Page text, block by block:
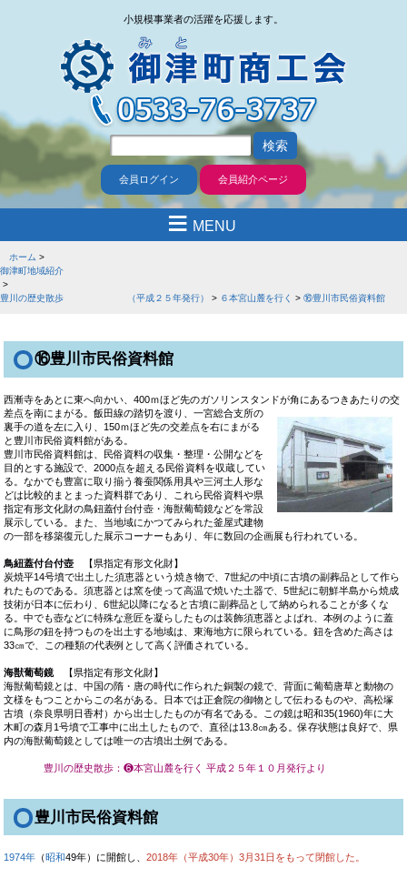
小規模事業者の活躍を応援します。
会員ログイン 会員紹介ページ
≡ MENU
ホーム
御津町地域紹介
豊川の歴史散歩 （平成２５年発行） ６本宮山麓を行く ⑯豊川市民俗資料館
⑯豊川市民俗資料館
西漸寺をあとに東へ向かい、400ｍほど先のガソリンスタンドが角にあるつきあた りの交
差点を南にまがる。飯田線の踏切を渡り、一宮総合支所の
裏手の道を左に入り、150ｍほど先の交差点を右にまがる
と豊川市民俗資料館がある。
豊川市民俗資料館は、民俗資料の収集・整理・公開などを
目的とする施設で、2000点を超える民俗資料を収蔵してい
る。なかでも豊富に取り揃う養蚕関係用具や三河土人形な
どは比較的まとまった資料群であり、これら民俗資料や県
指定有形文化財の鳥鈕蓋付台付壺・海獣葡萄鏡などを常設
展示している。また、当地域にかつてみられた釜屋式建物
の一部を移築復元した展示コーナーもあり、年に数回の企画展も行われている。
鳥紐蓋付台付壺
【県指定有形文化財】
炭焼平14号墳で出土した須恵器という焼き物で、7世紀の中頃に古墳の副葬品として作ら
れたものである。須恵器とは窯を使って高温で焼いた土器で、5世紀に朝鮮半島から焼成
技術が日本に伝わり、6世紀以降になると古墳に副葬品として納められることが多くな
る。中でも壺などに特殊な意匠を凝らしたものは装飾須恵器とよばれ、本例のように蓋
に鳥形の鈕を持つものを出土する地域は、東海地方に限られている。鈕を含めた高さは
33㎝で、この種類の代表例として高く評価されている。
海獣葡萄鏡
【県指定有形文化財】
海獣葡萄鏡とは、中国の隋・唐の時代に作られた銅製の鏡で、背面に葡萄唐草と動物の
文様をもつことからこの名がある。日本では正倉院の御物として伝わるものや、高松塚
古墳（奈良県明日香村）から出士したものが有名である。この鏡は昭和35(1960)年に大
木町の森月1号墳で工事中に出土したもので、直径は13.8㎝ある。保存状態は良好で、県
内の海獣葡萄鏡としては唯一の古墳出土例である。
豊川の歴史散歩 ：❻本宮山麓を行く 平成２５年１０月発行より
豊川市民俗資料館
1974年 （昭和49年）に開館し、2018年 （平成30年）3月31日をもって閉館した。